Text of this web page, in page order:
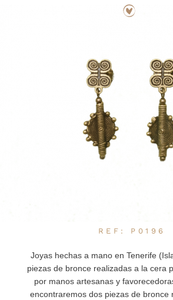
REF: P0196
Joyas hechas a mano en Tenerife
piezas de bronce realizadas a la cera
por manos artesanas y
encontraremos dos piezas de bronce